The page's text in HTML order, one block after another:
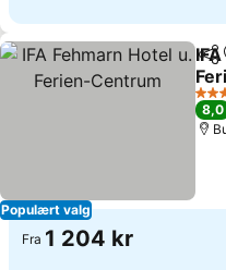
Populært valg
Del
3
8,0
Fra 1 204 kr